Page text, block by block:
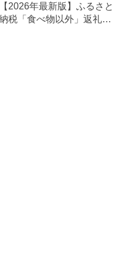
【2026年最新版】ふるさと
税「食べ物以外」返礼品